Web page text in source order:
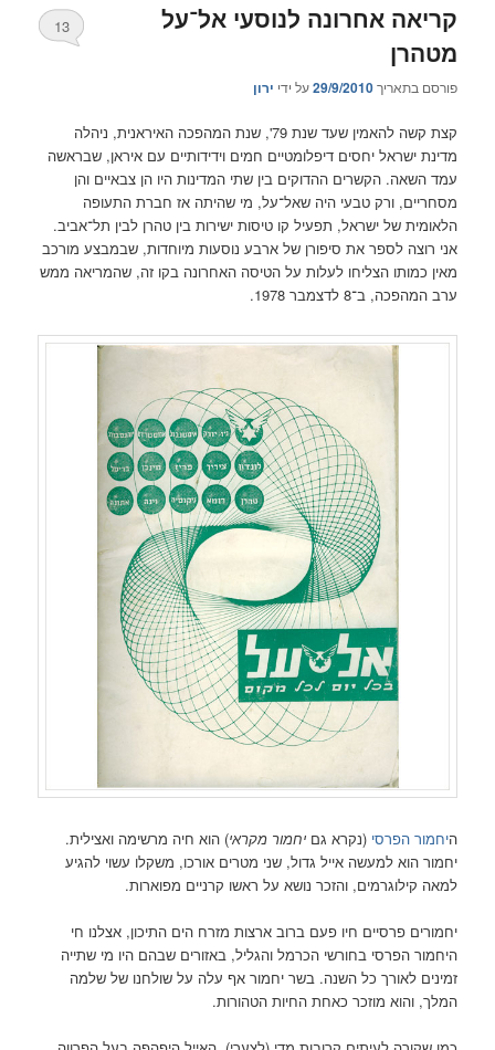
קריאה אחרונה לנוסעי אל־על
מטהרן
פורסם בתאריך29/9/2010על ידי ירון
13
קצת קשה להאמין שעד שנת 79', שנת המהפכה האיראנית, ניהלה
מדינת ישראל יחסים דיפלומטיים חמים וידידותיים עם איראן, שבראשה
עמד השאה. הקשרים ההדוקים בין שתי המדינות היו הן צבאיים והן
מסחריים, ורק טבעי היה שאל־על, מי שהיתה אז חברת התעופה
הלאומית של ישראל, תפעיל קו טיסות ישירות בין טהרן לבין תל־אביב.
אני רוצה לספר את סיפורן של ארבע נוסעות מיוחדות, שבמבצע מורכב
מאין כמותו הצליחו לעלות על הטיסה האחרונה בקו זה, שהמריאה ממש
ערב המהפכה, ב־8 לדצמבר 1978.
היחמור הפרסי (נקרא גםיחמור מקראי) הוא חיה מרשימה ואצילית.
יחמור הוא למעשה אייל גדול, שני מטרים אורכו, משקלו עשוי להגיע
למאה קילוגרמים, והזכר נושא על ראשו קרניים מפוארות.
יחמורים פרסיים חיו פעם ברוב ארצות מזרח הים התיכון, אצלנו חי
היחמור הפרסי בחורשי הכרמל והגליל, באזורים שבהם היו מי שתייה
זמינים לאורך כל השנה. בשר יחמור אף עלה על שולחנו של שלמה
המלך, והוא מוזכר כאחת החיות הטהורות.